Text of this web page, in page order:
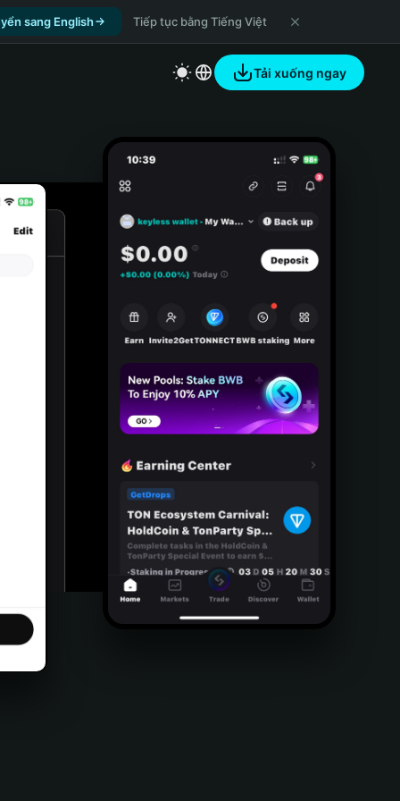
sang English Tiếp tục bằng Tiếng Việt
Tải xuống ngay